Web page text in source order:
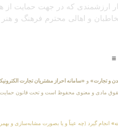
ارزشمندی که در جهت حمایت از
و اهالی محترم فرهنگ و
≡
و تجارت» و «سامانه احراز مشتریان تجارت
است؛ متعاقباً کلیهٔ حقوق مادی و معنوی محفوظ است و تحت
انجام گیرد (چه عیناً و یا بصورت مشابه‌سازی و